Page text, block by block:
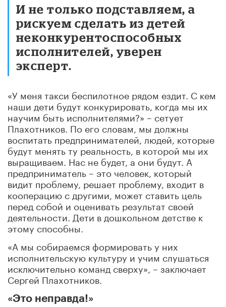
И не только подставляем, а
рискуем сделать из детей
неконкурентоспособных
исполнителей, уверен
эксперт.
«У меня такси беспилотное рядом ездит. С кем
наши дети будут конкурировать, когда мы их
научим быть исполнителями?» – сетует
Плахотников. По его словам, мы должны
воспитать предпринимателей, людей, которые
будут менять ту реальность, в которой мы их
выращиваем. Нас не будет, а они будут. А
предприниматель – это человек, который
видит проблему, решает проблему, входит в
кооперацию с другими, может ставить цель
перед собой и оценивать результат своей
деятельности. Дети в дошкольном детстве к
этому способны.
«А мы собираемся формировать у них
исполнительскую культуру и учим слушаться
исключительно команд сверху», – заключает
Сергей Плахотников.
«Это неправда!»